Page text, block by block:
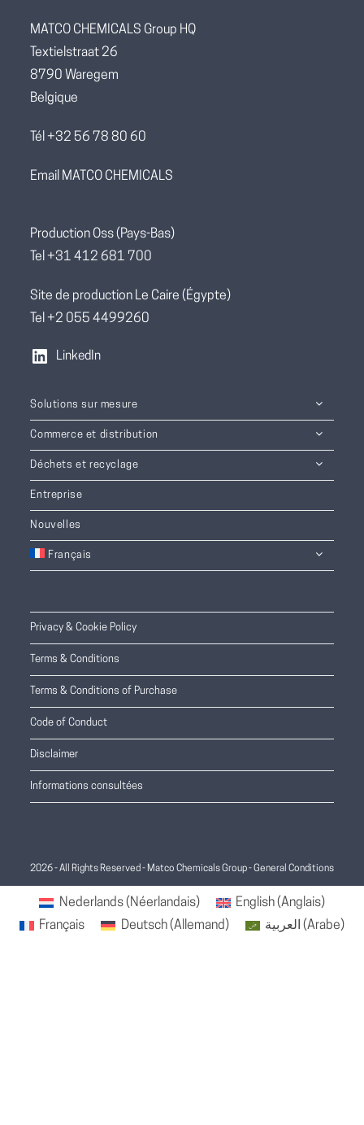
MATCO CHEMICALS Group HQ
Textielstraat 26
8790 Waregem
Belgique
Tél +32 56 78 80 60
Email MATCO CHEMICALS
Production Oss (Pays-Bas)
Tel +31 412 681 700
Site de production Le Caire (Égypte)
Tel +2 055 4499260
LinkedIn
Solutions sur mesure
Commerce et distribution
Déchets et recyclage
Entreprise
Nouvelles
Français
Privacy & Cookie Policy
Terms & Conditions
Terms & Conditions of Purchase
Code of Conduct
Disclaimer
Informations consultées
2026 - All Rights Reserved - Matco Chemicals Group -General Conditions
Nederlands(Néerlandais) English(Anglais)
Français
Deutsch(Allemand) العربية (Arabe)